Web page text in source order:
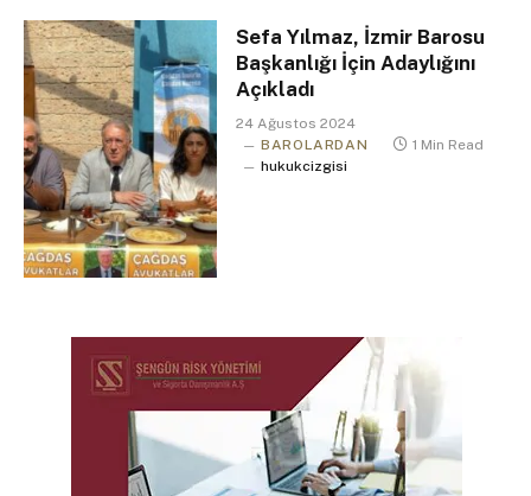
Sefa Yılmaz, İzmir Barosu
Başkanlığı İçin Adaylığını
Açıkladı
24 Ağustos 2024
BAROLARDAN
1 Min Read
hukukcizgisi